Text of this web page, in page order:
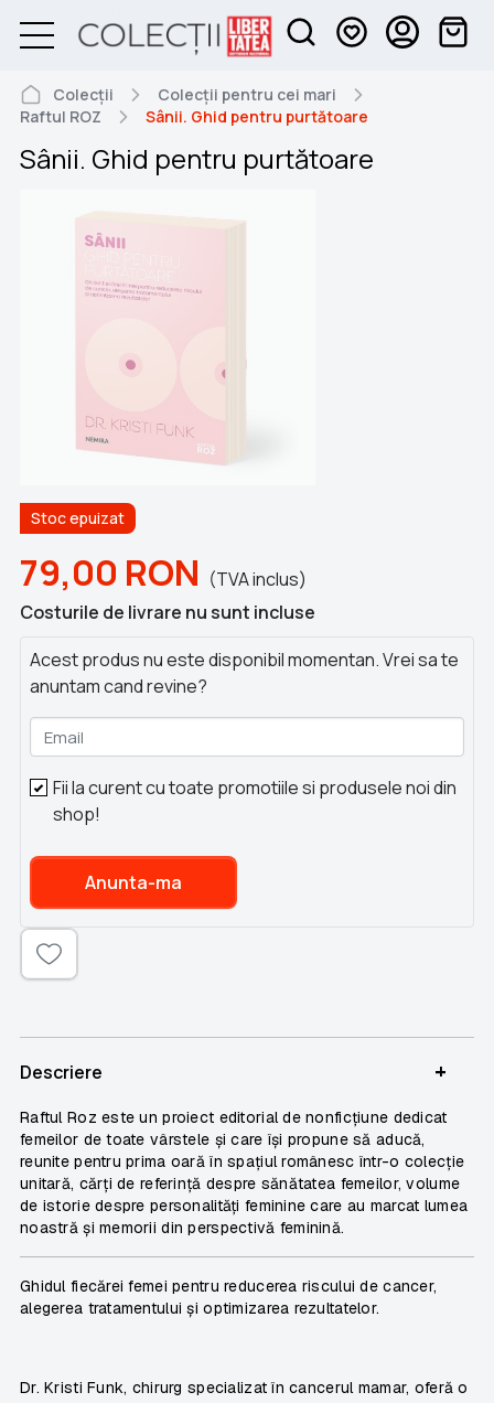
Colecții
Colecții pentru cei mari
Raftul ROZ
Sânii. Ghid pentru purtătoare
Sânii. Ghid pentru purtătoare
Stoc epuizat
79,00 RON (TVA inclus)
Costurile de livrare nu sunt incluse
Acest produs nu este disponibil momentan. Vrei sa te
anuntam cand revine?
Email
Fii la curent cu toate promotiile si produsele noi din
shop!
Anunta-ma
Descriere +
Raftul Roz este un proiect editorial de nonficțiune dedicat
femeilor de toate vârstele și care își propune să aducă,
reunite pentru prima oară în spațiul românesc într-o colecție
unitară, cărți de referință despre sănătatea femeilor, volume
de istorie despre personalități feminine care au marcat lumea
noastră și memorii din perspectivă feminină.
Ghidul fiecărei femei pentru reducerea riscului de cancer,
alegerea tratamentului și optimizarea rezultatelor.
Dr. Kristi Funk, chirurg specializat în cancerul mamar, oferă o